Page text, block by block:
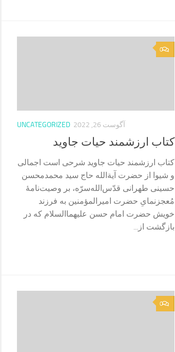
0
UNCATEGORIZED آگوست 26, 2022
کتاب ارزشمند حیات جاوید
کتاب ارزشمند حیات جاوید شرحی است اجمالی
و شیوا از حضرت آیة‌الله حاج سید محمدمحسن
حسینی طهرانی قدّس‌الله‌سرّه، بر وصیت‌نامۀ
مُعجز‌نمایِ حضرت امیرالمؤمنین به فرزند
خویش حضرت امام حسن علیهما‌السلام که در
بازگشت از...
0